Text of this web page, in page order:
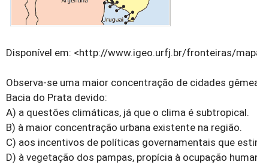
Disponível em: <http://www.igeo.urfj.br/fronteiras/
Observa-se uma maior concentração de cidades
Bacia do Prata devido:
A) a questões climáticas, já que o clima é subtropical.
B) à maior concentração urbana existente na região.
C) aos incentivos de políticas governamentais que
D) à vegetação dos pampas, propícia à ocupação